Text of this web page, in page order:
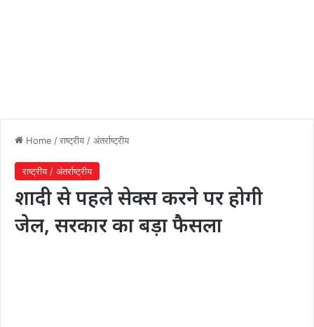
Home /राष्ट्रीय / अंतर्राष्ट्रीय
राष्ट्रीय / अंतर्राष्ट्रीय
शादी से पहले सेक्स करने पर होगी
जेल, सरकार का बड़ा फैसला